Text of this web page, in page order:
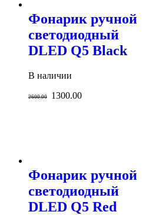
Фонарик ручной
светодиодный
DLED Q5 Black
В наличии
2600.00 1300.00
Фонарик ручной
светодиодный
DLED Q5 Red